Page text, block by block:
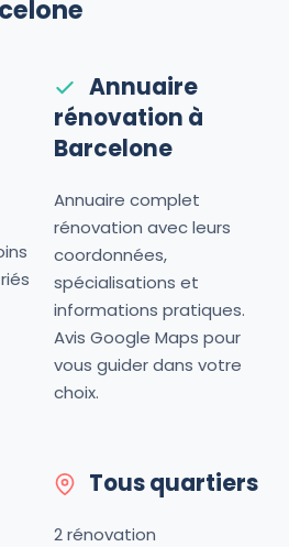
Annuaire
rénovation à
Barcelone
Annuaire complet
rénovation avec leurs
coordonnées,
spécialisations et
informations pratiques.
Avis Google Maps pour
vous guider dans votre
choix.
Tous quartiers
2 rénovation